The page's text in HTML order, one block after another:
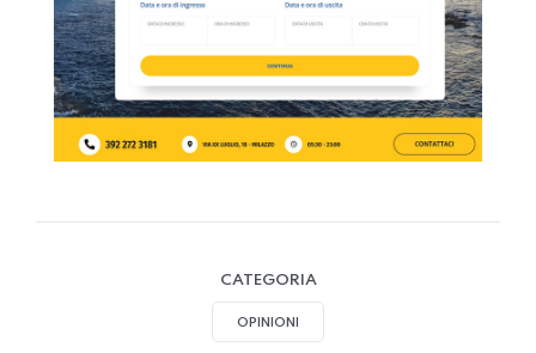
CATEGORIA
OPINIONI